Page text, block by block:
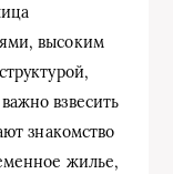
высоким
взвесить
знакомство
жилье,